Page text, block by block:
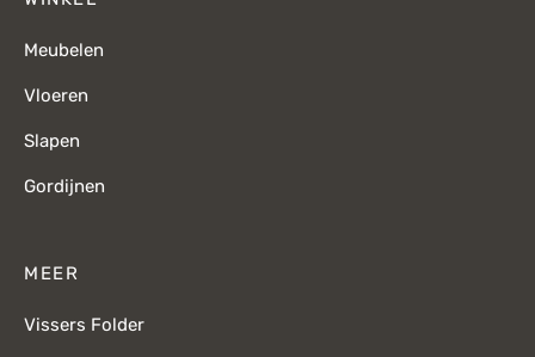
Meubelen
Vloeren
Slapen
Gordijnen
MEER
Vissers Folder